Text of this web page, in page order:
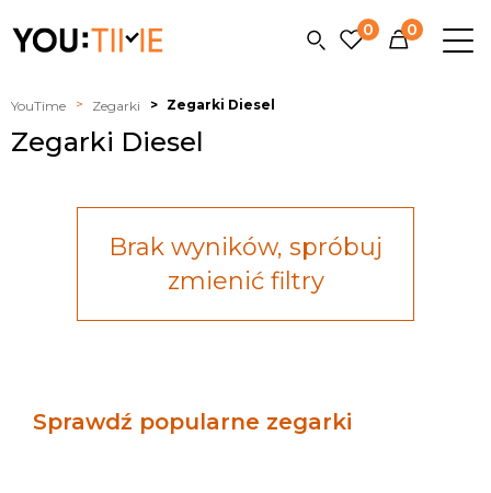
0 0
YouTime Zegarki Zegarki Diesel
Zegarki Diesel
Zegarki z rabatem
Brak wyników, spróbuj
zmienić filtry
Sprawdź popularne zegarki